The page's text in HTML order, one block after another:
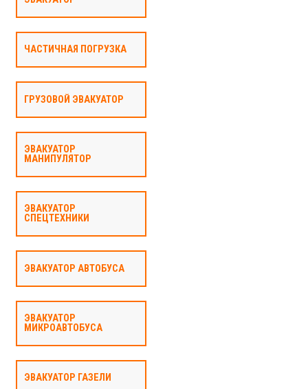
ЧАСТИЧНАЯ ПОГРУЗКА
ГРУЗОВОЙ ЭВАКУАТОР
ЭВАКУАТОР
МАНИПУЛЯТОР
ЭВАКУАТОР
СПЕЦТЕХНИКИ
ЭВАКУАТОР АВТОБУСА
ЭВАКУАТОР
МИКРОАВТОБУСА
ЭВАКУАТОР ГАЗЕЛИ